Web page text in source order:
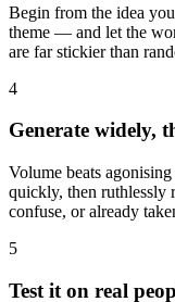
Begin from the idea
theme — and let the
are far stickier than
4
Generate widely,
Volume beats
quickly, then ruthlessly
confuse, or already
5
Test it on real